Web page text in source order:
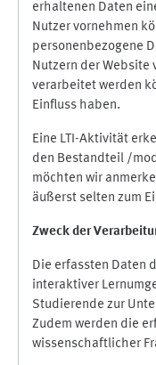
erhaltenen Daten
Nutzer vornehmen
personenbezogene
Nutzern der Website
verarbeitet werden
Einfluss haben.
Eine LTI-Aktivität
den Bestandteil /
möchten wir
äußerst selten zum
Zweck der
Die erfassten Daten
interaktiver
Studierende zur
Zudem werden die
wissenschaftlicher